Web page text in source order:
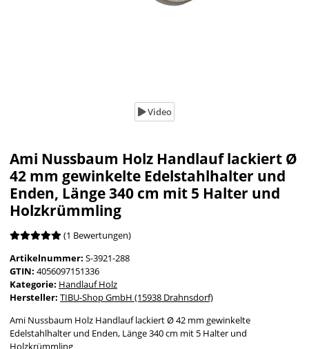
Video
Ami Nussbaum Holz Handlauf lackiert Ø
42 mm gewinkelte Edelstahlhalter und
Enden, Länge 340 cm mit 5 Halter und
Holzkrümmling
(1 Bewertungen)
Artikelnummer: S-3921-288
GTIN: 4056097151336
Kategorie: Handlauf Holz
Hersteller: TIBU-Shop GmbH (15938 Drahnsdorf)
Ami Nussbaum Holz Handlauf lackiert Ø 42 mm gewinkelte
Edelstahlhalter und Enden, Länge 340 cm mit 5 Halter und
Holzkrümmling